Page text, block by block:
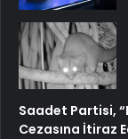
Saadet Partisi,
Cezasına İtiraz